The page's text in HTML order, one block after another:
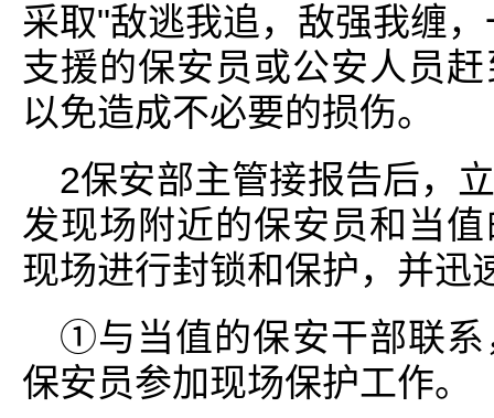
采取"敌逃我追，敌强我缠
支援的保安员或公安人员
以免造成不必要的损伤。
2保安部主管接报告后，
发现场附近的保安员和当
现场进行封锁和保护，并迅
①与当值的保安干部联系
保安员参加现场保护工作。